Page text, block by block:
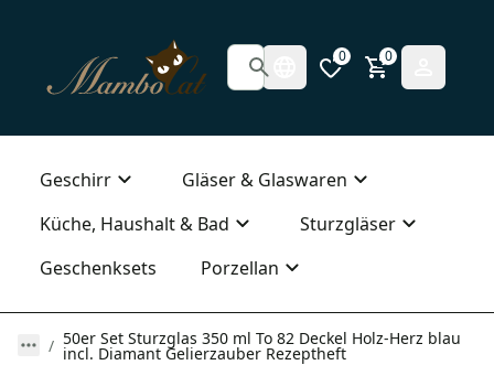
0 0
Geschirr
Gläser & Glaswaren
Küche, Haushalt & Bad
Sturzgläser
Geschenksets
Porzellan
50er Set Sturzglas 350 ml To 82 Deckel Holz-Herz blau
incl. Diamant Gelierzauber Rezeptheft